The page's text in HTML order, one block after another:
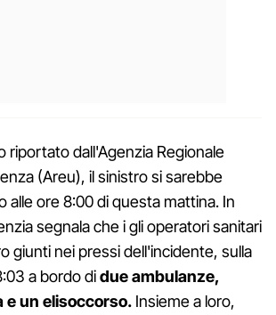
riportato dall'Agenzia Regionale
(Areu), il sinistro si sarebbe
alle ore 8:00 di questa mattina. In
segnala che i gli operatori sanitari
giunti nei pressi dell'incidente, sulla
a bordo didue ambulanze,
un elisoccorso. Insieme a loro,